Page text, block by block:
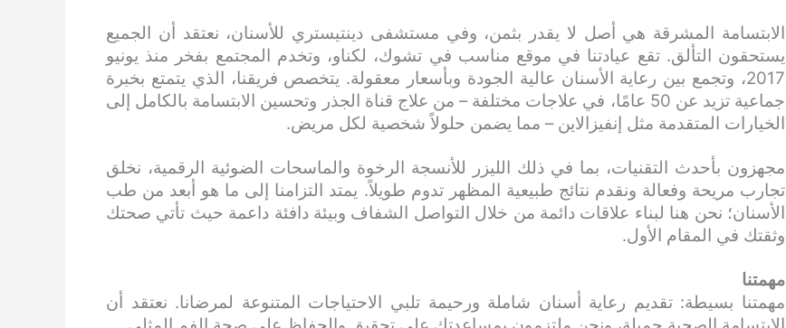
الابتسامة المشرقة هي أصل لا يقدر بثمن، وفي مستشفى دينتيستري للأسنان، نعتقد أن الجميع
يستحقون التألق. تقع عيادتنا في موقع مناسب في تشوك، لكناو، وتخدم المجتمع بفخر منذ يونيو
2017، وتجمع بين رعاية الأسنان عالية الجودة وبأسعار معقولة. يتخصص فريقنا، الذي يتمتع بخبرة
جماعية تزيد عن 50 عامًا، في علاجات مختلفة – من علاج قناة الجذر وتحسين الابتسامة بالكامل إلى
الخيارات المتقدمة مثل إنفيزالاين – مما يضمن حلولاً شخصية لكل مريض.
مجهزون بأحدث التقنيات، بما في ذلك الليزر للأنسجة الرخوة والماسحات الضوئية الرقمية، نخلق
تجارب مريحة وفعالة ونقدم نتائج طبيعية المظهر تدوم طويلاً. يمتد التزامنا إلى ما هو أبعد من طب
الأسنان؛ نحن هنا لبناء علاقات دائمة من خلال التواصل الشفاف وبيئة دافئة داعمة حيث تأتي صحتك
وثقتك في المقام الأول.
مهمتنا
مهمتنا بسيطة: تقديم رعاية أسنان شاملة ورحيمة تلبي الاحتياجات المتنوعة لمرضانا. نعتقد أن